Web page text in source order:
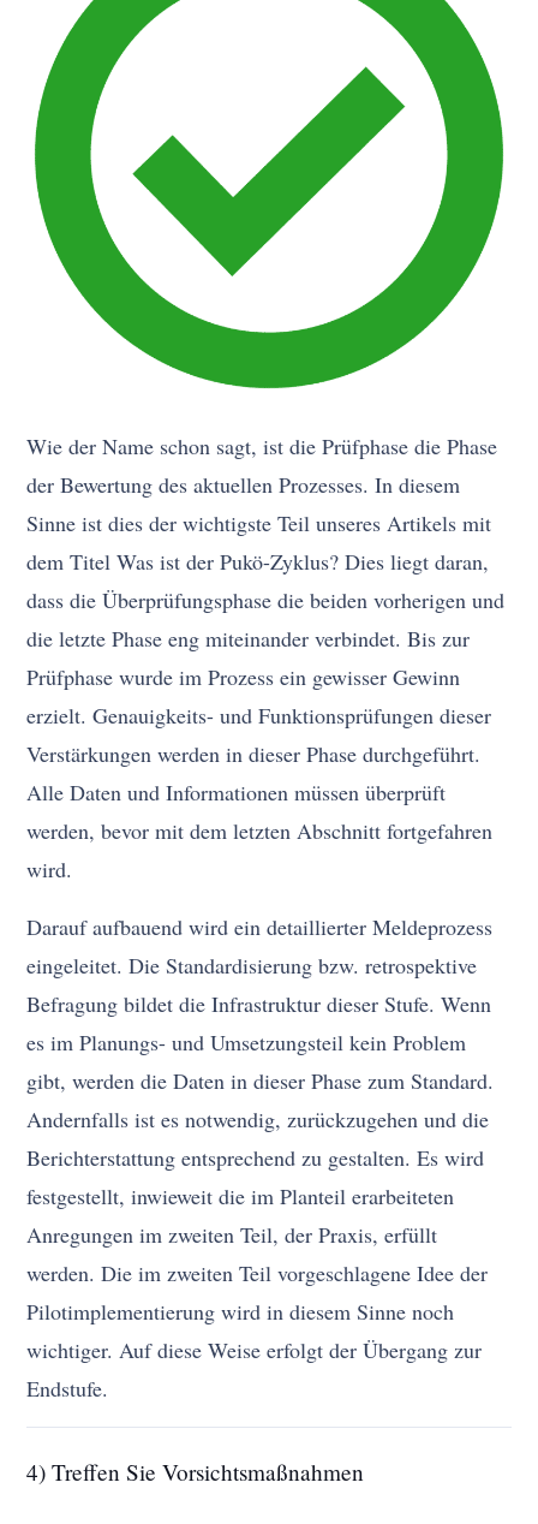
Wie der Name schon sagt, ist die Prüfphase die Phase
der Bewertung des aktuellen Prozesses. In diesem
Sinne ist dies der wichtigste Teil unseres Artikels mit
dem Titel Was ist der Pukö-Zyklus? Dies liegt daran,
dass die Überprüfungsphase die beiden vorherigen und
die letzte Phase eng miteinander verbindet. Bis zur
Prüfphase wurde im Prozess ein gewisser Gewinn
erzielt. Genauigkeits- und Funktionsprüfungen dieser
Verstärkungen werden in dieser Phase durchgeführt.
Alle Daten und Informationen müssen überprüft
werden, bevor mit dem letzten Abschnitt fortgefahren
wird.
Darauf aufbauend wird ein detaillierter Meldeprozess
eingeleitet. Die Standardisierung bzw. retrospektive
Befragung bildet die Infrastruktur dieser Stufe. Wenn
es im Planungs- und Umsetzungsteil kein Problem
gibt, werden die Daten in dieser Phase zum Standard.
Andernfalls ist es notwendig, zurückzugehen und die
Berichterstattung entsprechend zu gestalten. Es wird
festgestellt, inwieweit die im Planteil erarbeiteten
Anregungen im zweiten Teil, der Praxis, erfüllt
werden. Die im zweiten Teil vorgeschlagene Idee der
Pilotimplementierung wird in diesem Sinne noch
wichtiger. Auf diese Weise erfolgt der Übergang zur
Endstufe.
4) Treffen Sie Vorsichtsmaßnahmen